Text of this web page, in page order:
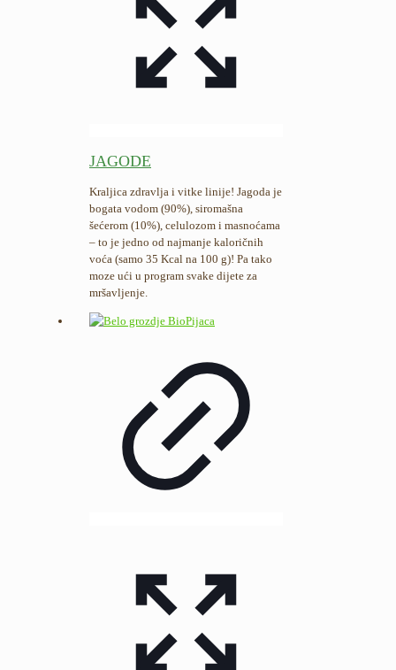
JAGODE
Kraljica zdravlja i vitke linije! Jagoda je
bogata vodom (90%), siromašna
šećerom (10%), celulozom i masnoćama
– to je jedno od najmanje kaloričnih
voća (samo 35 Kcal na 100 g)! Pa tako
moze ući u program svake dijete za
mršavljenje.